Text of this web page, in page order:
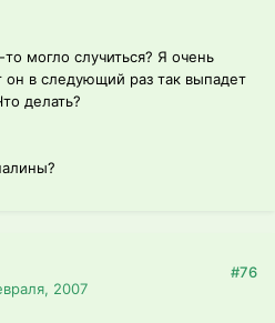
могло случиться? Я очень
он в следующий раз так выпадет
делать?
2007
#76